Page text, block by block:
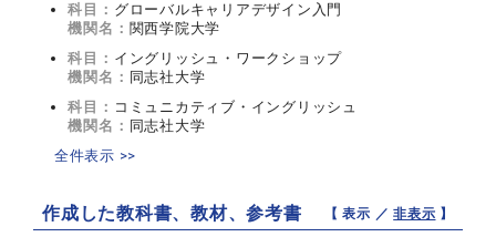
科目： グローバルキャリアデザイン入門
機関名： 関西学院大学
科目： イングリッシュ・ワークショップ
機関名： 同志社大学
科目： コミュニカティブ・イングリッシュ
機関名： 同志社大学
全件表示 >>
作成した教科書、教材、参考書 【 表示 ／非表示 】